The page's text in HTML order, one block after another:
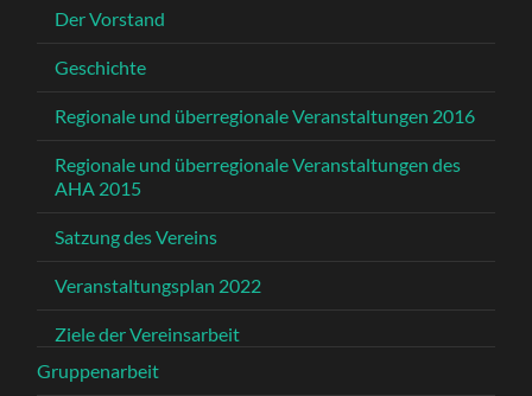
Der Vorstand
Geschichte
Regionale und überregionale Veranstaltungen 2016
Regionale und überregionale Veranstaltungen des
AHA 2015
Satzung des Vereins
Veranstaltungsplan 2022
Ziele der Vereinsarbeit
Gruppenarbeit